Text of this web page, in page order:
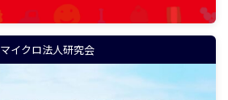
マイクロ法人研究会